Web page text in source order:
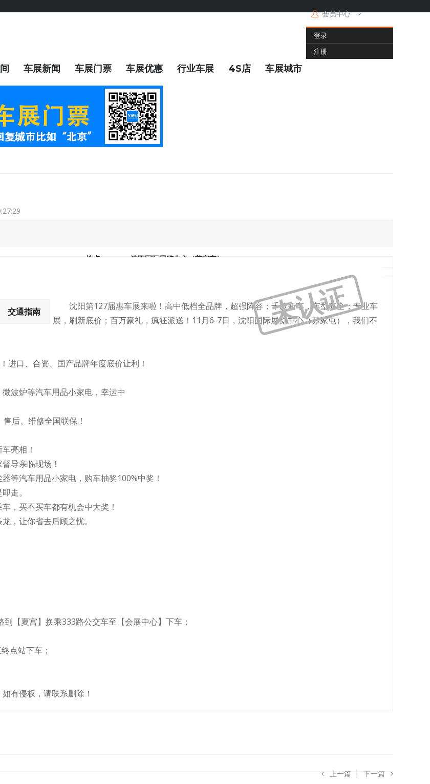
会员中心
登录
注册
车展新闻 车展门票 车展优惠 行业车展 4S店 车展城市
未认证
地点：
沈阳国际展览中心（苏家屯）
交通指南
沈阳第127届惠车展来啦！高中低档全品牌，超强阵容；千款新车，车型齐全；专业车
展，刷新底价；百万豪礼，疯狂派送！11月6-7日，沈阳国际展览中心（苏家屯），我们不
进口、合资、国产品牌年度底价让利！
波炉等汽车用品小家电，幸运中
后、维修全国联保！
亮相！
导亲临现场！
等汽车用品小家电，购车抽奖100%中奖！
走。
，买不买车都有机会中大奖！
，让你省去后顾之忧。
【夏宫】换乘333路公交车至【会展中心】下车；
点站下车；
有侵权，请联系删除！
上一篇 下一篇